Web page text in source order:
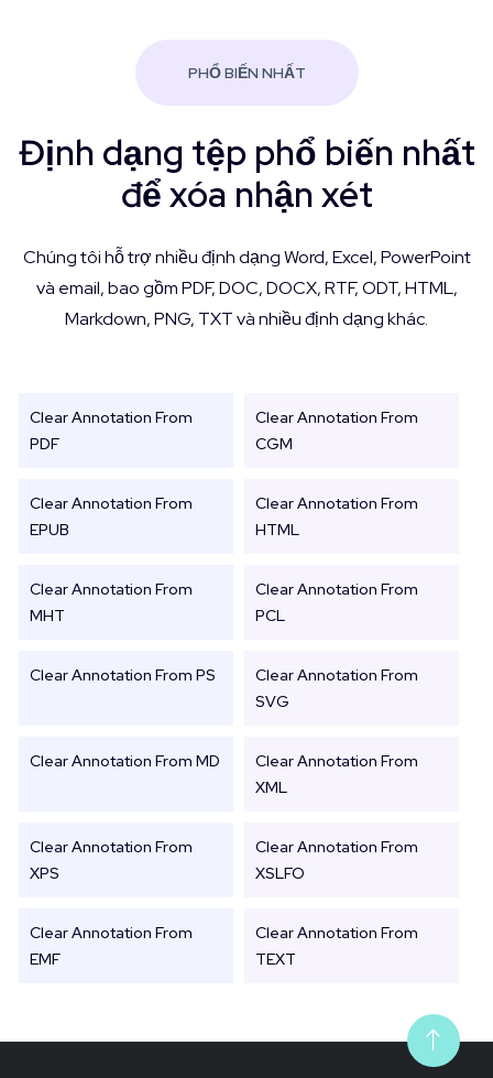
PHỔ BIẾN NHẤT
Định dạng tệp phổ biến nhất
để xóa nhận xét
Chúng tôi hỗ trợ nhiều định dạng Word, Excel, PowerPoint
và email, bao gồm PDF, DOC, DOCX, RTF, ODT, HTML,
Markdown, PNG, TXT và nhiều định dạng khác.
Clear Annotation From
PDF
Clear Annotation From
CGM
Clear Annotation From
EPUB
Clear Annotation From
HTML
Clear Annotation From
MHT
Clear Annotation From
PCL
Clear Annotation From PS
Clear Annotation From
SVG
Clear Annotation From MD
Clear Annotation From
XML
Clear Annotation From
XPS
Clear Annotation From
XSLFO
Clear Annotation From
EMF
Clear Annotation From
TEXT